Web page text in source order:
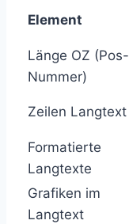
Element
Länge OZ (Pos-
Nummer)
Zeilen Langtext
Formatierte
Langtexte
Grafiken im
Langtext